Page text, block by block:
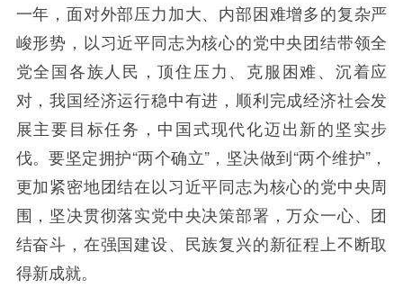
一年，面对外部压力加大、内部困难增多的复杂严
峻形势，以习近平同志为核心的党中央团结带领全
党全国各族人民，顶住压力、克服困难、沉着应
对，我国经济运行稳中有进，顺利完成经济社会发
展主要目标任务，中国式现代化迈出新的坚实步
伐。要坚定拥护“两个确立”，坚决做到“两个维护”，
更加紧密地团结在以习近平同志为核心的党中央周
围，坚决贯彻落实党中央决策部署，万众一心、团
结奋斗，在强国建设、民族复兴的新征程上不断取
得新成就。